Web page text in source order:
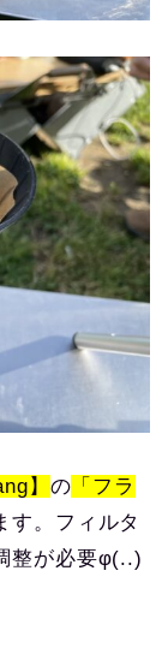
】 の 「フラ
す。フィルタ
整が必要φ(..)